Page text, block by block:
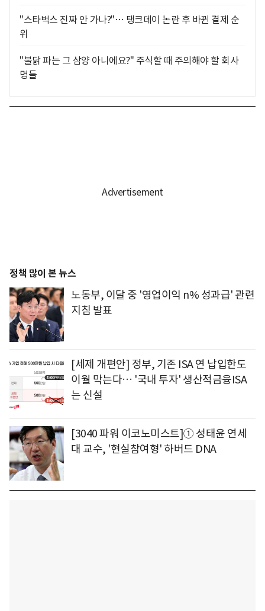
"스타벅스 진짜 안 가나?"… 탱크데이 논란 후 바뀐 결제 순
위
"불닭 파는 그 삼양 아니에요?" 주식할 때 주의해야 할 회사
명들
정책 많이 본 뉴스
노동부, 이달 중 '영업이익 n% 성과급' 관련
지침 발표
[세제 개편안] 정부, 기존 ISA 연 납입한도
이월 막는다… '국내 투자' 생산적금융ISA
는 신설
[3040 파워 이코노미스트]① 성태윤 연세
대 교수, '현실참여형' 하버드 DNA